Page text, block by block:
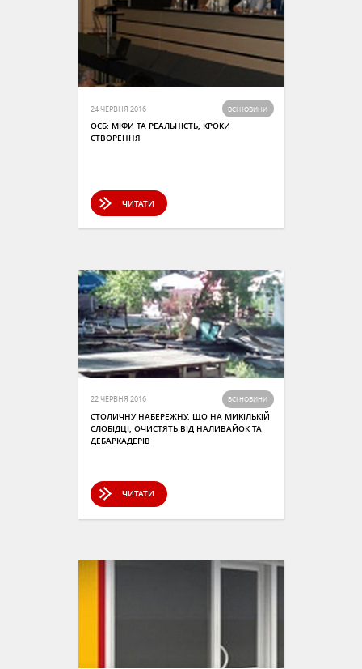
24 ЧЕРВНЯ 2016 ВСІ НОВИНИ
ОСБ: МІФИ ТА РЕАЛЬНІСТЬ, КРОКИ
СТВОРЕННЯ
ЧИТАТИ
22 ЧЕРВНЯ 2016 ВСІ НОВИНИ
СТОЛИЧНУ НАБЕРЕЖНУ, ЩО НА МИКІЛЬКІЙ
СЛОБІДЦІ, ОЧИСТЯТЬ ВІД НАЛИВАЙОК ТА
ДЕБАРКАДЕРІВ
ЧИТАТИ